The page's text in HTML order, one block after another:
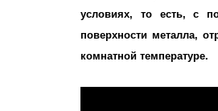
условиях, то есть, с
поверхности металла,
комнатной температуре.